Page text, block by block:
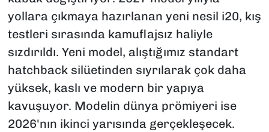
yollara çıkmaya hazırlanan yeni nesil i20, kış
testleri sırasında kamuflajsız haliyle
sızdırıldı. Yeni model, alıştığımız standart
hatchback silüetinden sıyrılarak çok daha
yüksek, kaslı ve modern bir yapıya
kavuşuyor. Modelin dünya prömiyeri ise
2026'nın ikinci yarısında gerçekleşecek.